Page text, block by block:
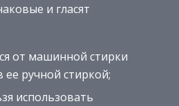
и гласят
от машинной стирки
ручной стиркой;
использовать